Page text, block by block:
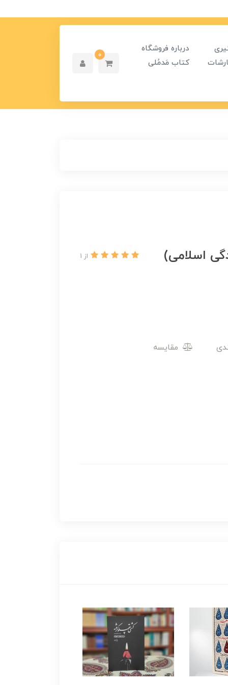
درباره فروشگاه
کتاب مَدمُلی
0
اسلامی) از 1
مقایسه